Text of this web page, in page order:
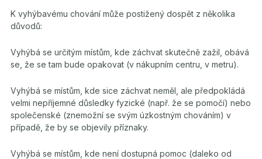
K vyhýbavému chování může postižený dospět z několika
důvodů:
Vyhýbá se určitým místům, kde záchvat skutečně zažil, obává
se, že se tam bude opakovat (v nákupním centru, v metru).
Vyhýbá se místům, kde sice záchvat neměl, ale předpokládá
velmi nepříjemné důsledky fyzické (např. že se pomočí) nebo
společenské (znemožní se svým úzkostným chováním) v
případě, že by se objevily příznaky.
Vyhýbá se místům, kde není dostupná pomoc (daleko od